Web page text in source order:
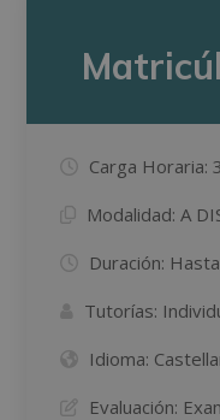
Carga Horaria:
Modalidad: A
Duración:
Tutorías:
Idioma:
Evaluación: